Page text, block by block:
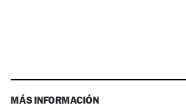
MÁS INFORMACIÓN